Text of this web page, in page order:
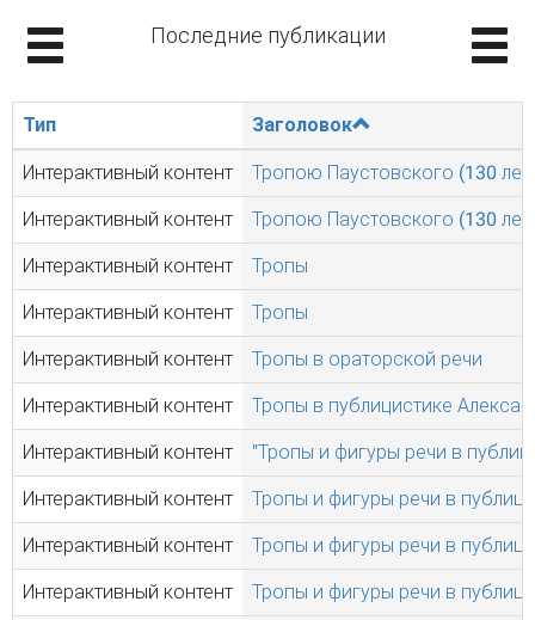
Последние публикации
Тип Заголовок
Интерактивный контент Тропою Паустовского (130
Интерактивный контент Тропою Паустовского (130
Интерактивный контент Тропы
Интерактивный контент Тропы
Интерактивный контент Тропы в ораторской речи
Интерактивный контент Тропы в публицистике
Интерактивный контент "Тропы и фигуры речи в
Интерактивный контент Тропы и фигуры речи в
Интерактивный контент Тропы и фигуры речи в
Интерактивный контент Тропы и фигуры речи в